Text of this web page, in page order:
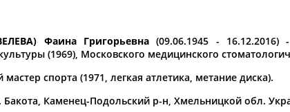
* для действующих спортсменов
рождения
Фаина Григорьевна(09.06.1945 - 16.12.2016)
(1969), Московского медицинского
спорта (1971, легкая атлетика, метание диска).
Бакота, Каменец-Подольский р-н, Хмельницкой обл.